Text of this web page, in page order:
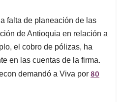
falta de planeación de las
de Antioquia en relación a
el cobro de pólizas, ha
en las cuentas de la firma.
demandó a Viva por 80